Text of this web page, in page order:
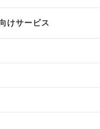
けサービス